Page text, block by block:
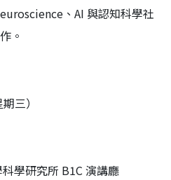
、AI 與認知科學社
。
三）
學研究所 B1C 演講廳